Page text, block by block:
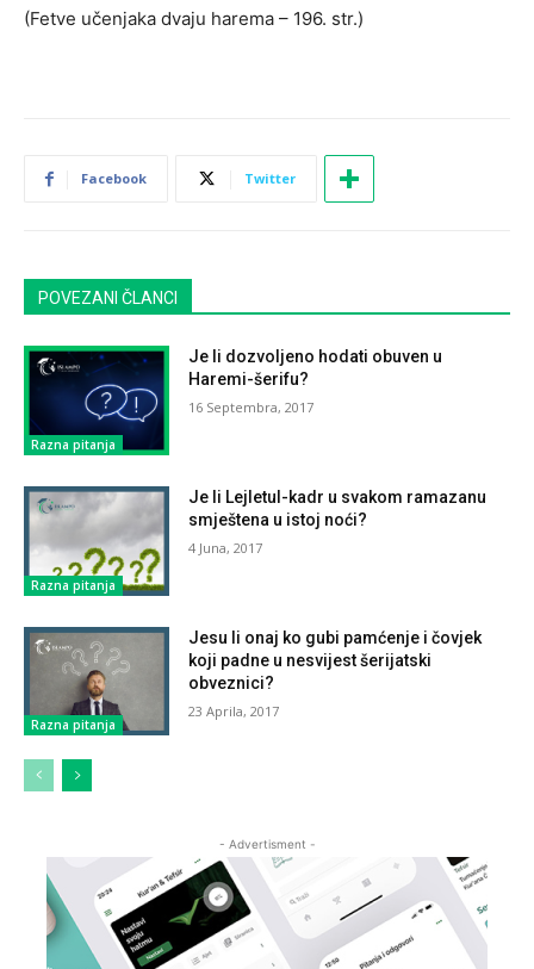
(Fetve učenjaka dvaju harema – 196. str.)
Facebook Twitter
POVEZANI ČLANCI
Razna pitanja
Je li dozvoljeno hodati obuven u
Haremi-šerifu?
16 Septembra, 2017
Razna pitanja
Je li Lejletul-kadr u svakom ramazanu
smještena u istoj noći?
4 Juna, 2017
Razna pitanja
Jesu li onaj ko gubi pamćenje i čovjek
koji padne u nesvijest šerijatski
obveznici?
23 Aprila, 2017
- Advertisment -